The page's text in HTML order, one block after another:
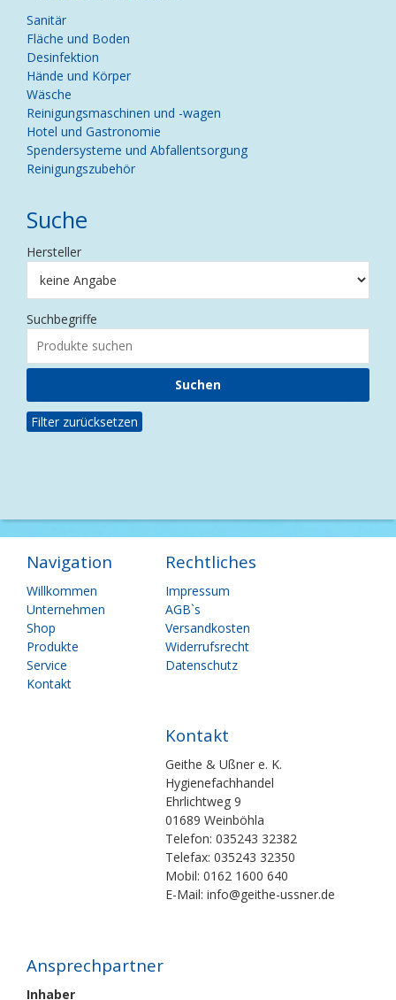
Sanitär
Fläche und Boden
Desinfektion
Hände und Körper
Wäsche
Reinigungsmaschinen und -wagen
Hotel und Gastronomie
Spendersysteme und Abfallentsorgung
Reinigungszubehör
Suche
Hersteller
Suchbegriffe
Filter zurücksetzen
Navigation
Navigation
überspringen
Willkommen
Unternehmen
Shop
Produkte
Service
Kontakt
Rechtliches
Navigation
überspringen
Impressum
AGB`s
Versandkosten
Widerrufsrecht
Datenschutz
Kontakt
Geithe & Ußner e. K.
Hygienefachhandel
Ehrlichtweg 9
01689 Weinböhla
Telefon: 035243 32382
Telefax: 035243 32350
Mobil: 0162 1600 640
E-Mail: info@geithe-ussner.de
Ansprechpartner
Inhaber